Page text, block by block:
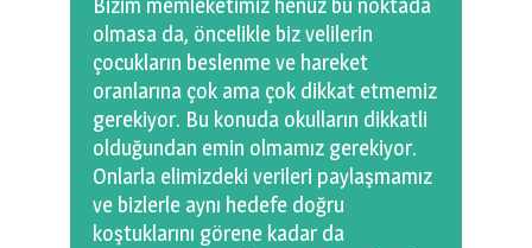
Bizim memleketimiz henüz bu noktada
olmasa da, öncelikle biz velilerin
çocukların beslenme ve hareket
oranlarına çok ama çok dikkat etmemiz
gerekiyor. Bu konuda okulların dikkatli
olduğundan emin olmamız gerekiyor.
Onlarla elimizdeki verileri paylaşmamız
ve bizlerle aynı hedefe doğru
koştuklarını görene kadar da